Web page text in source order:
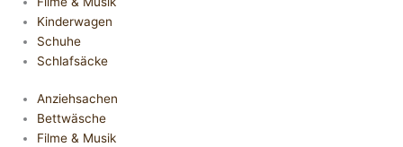
Kinderwagen
Schuhe
Schlafsäcke
Anziehsachen
Bettwäsche
Filme & Musik